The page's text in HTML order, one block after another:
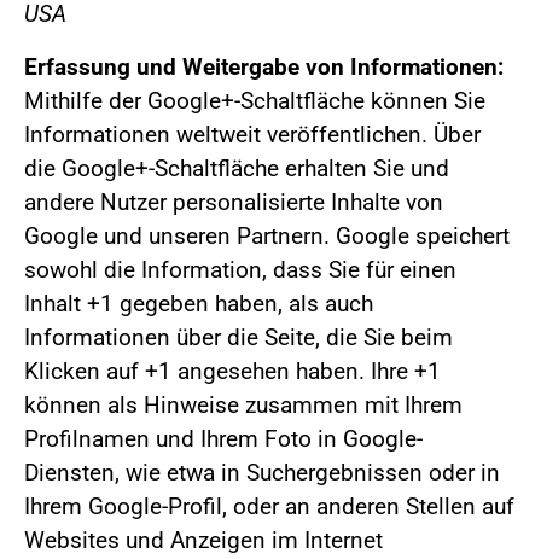
USA
Erfassung und Weitergabe von Informationen:
Mithilfe der Google+-Schaltfläche können Sie
Informationen weltweit veröffentlichen. Über
die Google+-Schaltfläche erhalten Sie und
andere Nutzer personalisierte Inhalte von
Google und unseren Partnern. Google speichert
sowohl die Information, dass Sie für einen
Inhalt +1 gegeben haben, als auch
Informationen über die Seite, die Sie beim
Klicken auf +1 angesehen haben. Ihre +1
können als Hinweise zusammen mit Ihrem
Profilnamen und Ihrem Foto in Google-
Diensten, wie etwa in Suchergebnissen oder in
Ihrem Google-Profil, oder an anderen Stellen auf
Websites und Anzeigen im Internet